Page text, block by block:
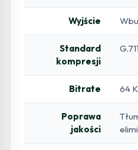
Wyjście
Standard
kompresji
Bitrate 64
Poprawa
jakości